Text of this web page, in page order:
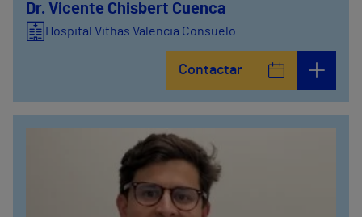
Dr. Vicente Chisbert Cuenca
Hospital Vithas Valencia Consuelo
Contactar